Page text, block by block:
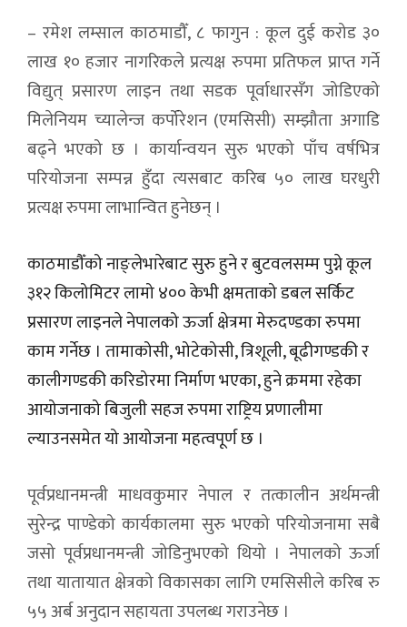
– रमेश लम्साल काठमाडौँ, ८ फागुन : कूल दुई करोड ३०
लाख १० हजार नागरिकले प्रत्यक्ष रुपमा प्रतिफल प्राप्त गर्ने
विद्युत् प्रसारण लाइन तथा सडक पूर्वाधारसँग जोडिएको
मिलेनियम च्यालेन्ज कर्पोरेशन (एमसिसी) सम्झौता अगाडि
बढ्ने भएको छ । कार्यान्वयन सुरु भएको पाँच वर्षभित्र
परियोजना सम्पन्न हुँदा त्यसबाट करिब ५० लाख घरधुरी
प्रत्यक्ष रुपमा लाभान्वित हुनेछन् ।
काठमाडौँको नाङ्लेभारेबाट सुरु हुने र बुटवलसम्म पुग्ने कूल
३१२ किलोमिटर लामो ४०० केभी क्षमताको डबल सर्किट
प्रसारण लाइनले नेपालको ऊर्जा क्षेत्रमा मेरुदण्डका रुपमा
काम गर्नेछ । तामाकोसी, भोटेकोसी, त्रिशूली, बूढीगण्डकी र
कालीगण्डकी करिडोरमा निर्माण भएका, हुने क्रममा रहेका
आयोजनाको बिजुली सहज रुपमा राष्ट्रिय प्रणालीमा
ल्याउनसमेत यो आयोजना महत्वपूर्ण छ ।
पूर्वप्रधानमन्त्री माधवकुमार नेपाल र तत्कालीन अर्थमन्त्री
सुरेन्द्र पाण्डेको कार्यकालमा सुरु भएको परियोजनामा सबै
जसो पूर्वप्रधानमन्त्री जोडिनुभएको थियो । नेपालको ऊर्जा
तथा यातायात क्षेत्रको विकासका लागि एमसिसीले करिब रु
५५ अर्ब अनुदान सहायता उपलब्ध गराउनेछ ।